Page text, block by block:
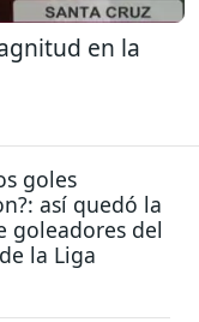
en la
goles
así quedó la
goleadores del
la Liga